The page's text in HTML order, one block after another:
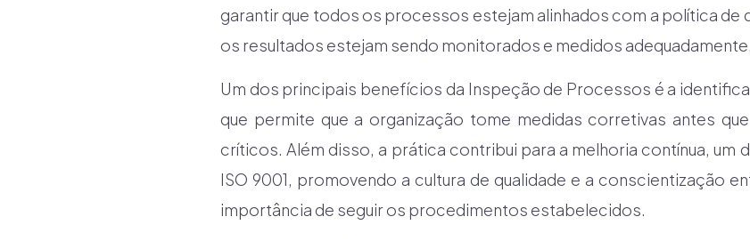
garantir que todos os processos estejam alinhados com a política de
os resultados estejam sendo monitorados e medidos adequadamente.
Um dos principais benefícios da Inspeção de Processos é a
que permite que a organização tome medidas corretivas antes
críticos. Além disso, a prática contribui para a melhoria contínua, um
ISO 9001, promovendo a cultura de qualidade e a conscientização
importância de seguir os procedimentos estabelecidos.